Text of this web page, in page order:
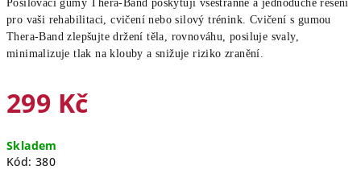
Posilovací gumy Thera-Band poskytují všestranné a jednoduché řešení
pro vaši rehabilitaci, cvičení nebo silový trénink. Cvičení s gumou
Thera-Band zlepšujte držení těla, rovnováhu, posiluje svaly,
minimalizuje tlak na klouby a snižuje riziko zranění.
299 Kč
cena:
Skladem
Kód: 380